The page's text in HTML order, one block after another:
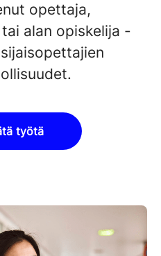
opettaja,
alan opiskelija -
työtä